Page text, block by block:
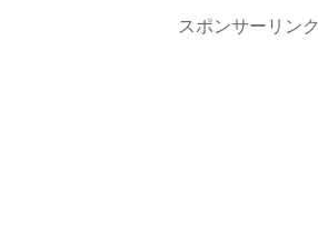
スポンサーリンク